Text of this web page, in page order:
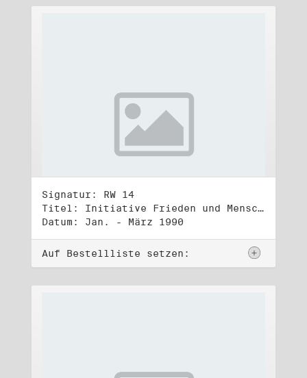
Signatur: RW 14
Titel: Initiative Frieden und Menschenrechte, Volkskammerwahl 18.3.1990
Datum: Jan. - März 1990
Auf Bestellliste setzen: